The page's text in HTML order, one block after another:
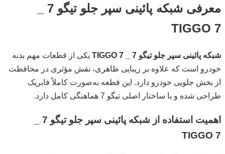
TIGGO 7
شبکه پائینی سپر جلو تیگو 7 _ TIGGO 7
یکی از قطعات مهم بدنه
خودرو است که علاوه بر زیبایی ظاهری، نقش مؤثری در محافظت
از بخش جلویی خودرو دارد. این قطعه به‌صورت کاملاً فابریک
طراحی شده و با ساختار اصلی تیگو 7 هماهنگی کامل دارد.
TIGGO 7